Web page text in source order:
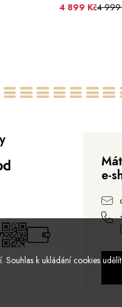
4 899 Kč4 999
e-
Souhlas k ukládání cookies